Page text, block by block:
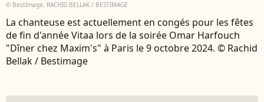
© BestImage, RACHID BELLAK / BESTIMAGE
La chanteuse est actuellement en congés pour les fêtes
de fin d'année Vitaa lors de la soirée Omar Harfouch
"Dîner chez Maxim's" à Paris le 9 octobre 2024. © Rachid
Bellak / Bestimage